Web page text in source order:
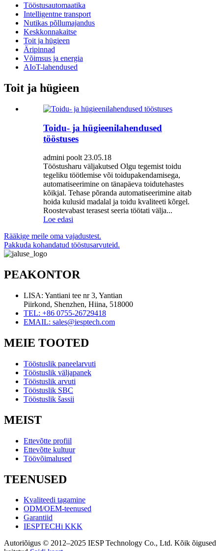
Tööstusautomaatika
Intelligentne transport
Nutikas põllumajandus
Keskkonnakaitse
Toit ja hügieen
Äripinnad
Võimsus ja energia
AIoT-lahendused
Toit ja hügieen
Toidu- ja hügieenilahendused
tööstuses
admini poolt 23.05.18
Tööstusharu väljakutsed Olgu tegemist toidu
tegeliku töötlemise või toidupakendamisega,
automatiseerimine on tänapäeva toidutehastes
kõikjal. Tehase põranda automatiseerimine aitab
hoida kulusid madalal ja toidu kvaliteeti kõrgel.
Roostevabast terasest seeria töötati välja...
Loe edasi
Rääkige meile oma vajadustest.
Pakkuda kohandatud tööstusarvuteid.
PEAKONTOR
LISA: Yantiani tee nr 3, Yantian
Piirkond, Shenzhen, Hiina, 518000
TEL: +86 0755-26729418
EMAIL: sales@iesptech.com
MEIE TOOTED
Tööstuslik paneelarvuti
Tööstuslik väljapanek
Tööstuslik arvuti
Tööstuslik SBC
Tööstuslik šassii
MEIST
Ettevõtte profiil
Ettevõtte kultuur
Töövõimalused
TEENUSED
Kvaliteedi tagamine
ODM/OEM-teenused
Garantiid
IESPTECHi KKK
Autoriõigus © 2012–2025 IESP Technology Co., Ltd. Kõik õigused